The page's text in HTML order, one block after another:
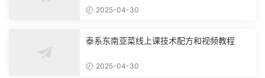
2025-04-30
泰系东南亚菜线上课技术配方和视频教程
2025-04-30